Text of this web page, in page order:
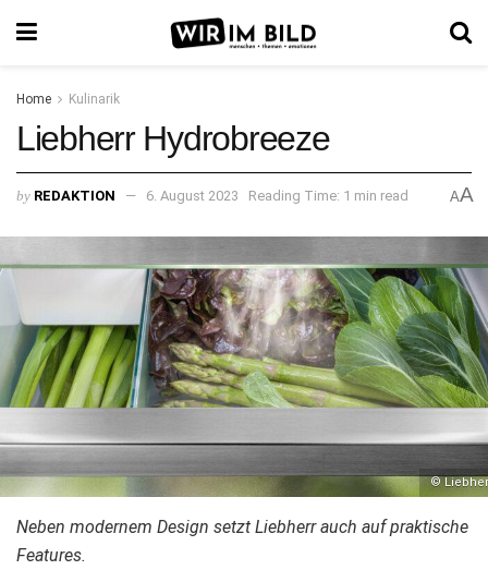
Home Kulinarik
Liebherr Hydrobreeze
by REDAKTION 6. August 2023 Reading Time: 1 min read AA
©
Neben modernem Design setzt Liebherr auch auf praktische
Features.